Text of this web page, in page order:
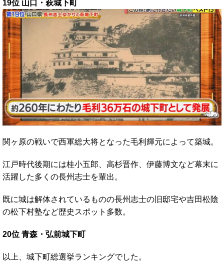
19位 山口・萩城下町
関ヶ原の戦いで西軍総大将となった毛利輝元によって築城。
江戸時代後期には桂小五郎、高杉晋作、伊藤博文など幕末に
活躍した多くの長州志士を輩出。
既に城は解体されているものの長州志士の旧邸宅や吉田松陰
の松下村塾など歴史スポット多数。
20位 青森・弘前城下町
以上、城下町総選挙ランキングでした。